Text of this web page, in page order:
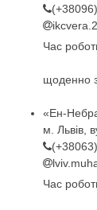
Час
щоденно
«Ен-
м. Львів,
Час